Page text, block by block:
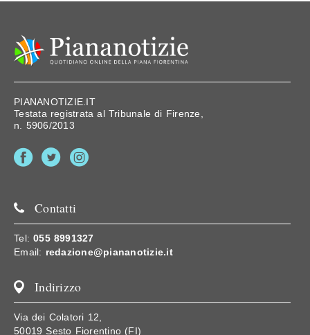
PIANANOTIZIE.IT
Testata registrata al Tribunale di Firenze,
n. 5906/2013
Contatti
Tel:055 8991327
Email: redazione@piananotizie.it
Indirizzo
Via dei Colatori 12,
50019 Sesto Fiorentino (FI)